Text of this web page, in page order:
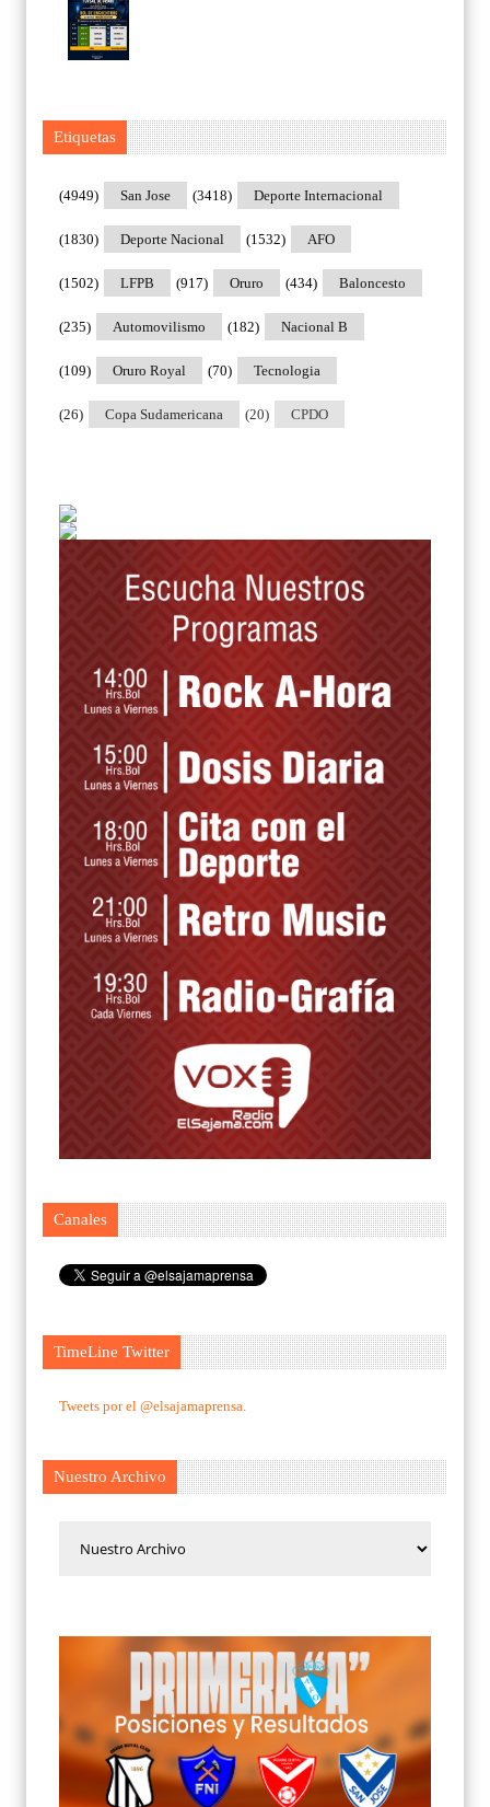
Etiquetas
San Jose
(4949) Deporte Internacional
(3418)
Deporte Nacional
(1830) AFO
(1532)
LFPB
(1502) Oruro
(917) Baloncesto
(434)
Automovilismo
(235) Nacional B
(182)
Oruro Royal
(109) Tecnologia
(70)
Copa Sudamericana
(26) CPDO
(20)
Canales
TimeLine Twitter
Tweets por el @elsajamaprensa.
Nuestro Archivo